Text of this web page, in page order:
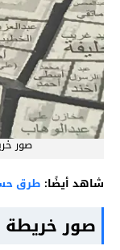
صور
شاهد أيضًا: طرق
صور خريطة